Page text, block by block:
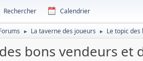
Rechercher Calendrier
► La taverne des joueurs ► Le topic
bons vendeurs et